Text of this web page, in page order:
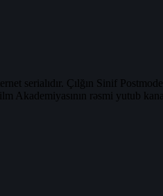
serialıdır. Çılğın Sinif
Akademiyasının rəsmi yutub